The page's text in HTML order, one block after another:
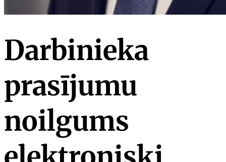
Darbinieka
prasījumu
noilgums